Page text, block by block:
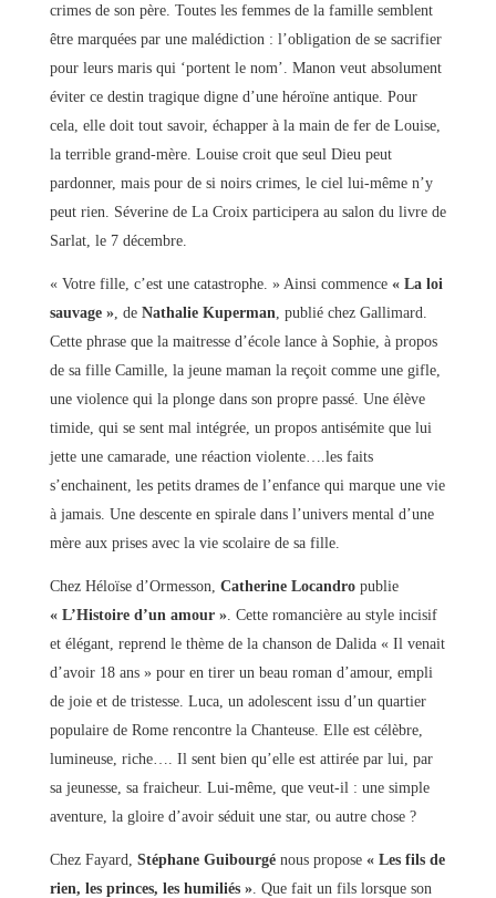
crimes de son père. Toutes les femmes de la famille semblent
être marquées par une malédiction : l’obligation de se sacrifier
pour leurs maris qui ‘portent le nom’. Manon veut absolument
éviter ce destin tragique digne d’une héroïne antique. Pour
cela, elle doit tout savoir, échapper à la main de fer de Louise,
la terrible grand-mère. Louise croit que seul Dieu peut
pardonner, mais pour de si noirs crimes, le ciel lui-même n’y
peut rien. Séverine de La Croix participera au salon du livre de
Sarlat, le 7 décembre.
« Votre fille, c’est une catastrophe. » Ainsi commence « La loi
sauvage », de Nathalie Kuperman , publié chez Gallimard.
Cette phrase que la maitresse d’école lance à Sophie, à propos
de sa fille Camille, la jeune maman la reçoit comme une gifle,
une violence qui la plonge dans son propre passé. Une élève
timide, qui se sent mal intégrée, un propos antisémite que lui
jette une camarade, une réaction violente….les faits
s’enchainent, les petits drames de l’enfance qui marque une vie
à jamais. Une descente en spirale dans l’univers mental d’une
mère aux prises avec la vie scolaire de sa fille.
Chez Héloïse d’Ormesson, Catherine Locandropublie
« L’Histoire d’un amour ». Cette romancière au style incisif
et élégant, reprend le thème de la chanson de Dalida « Il venait
d’avoir 18 ans » pour en tirer un beau roman d’amour, empli
de joie et de tristesse. Luca, un adolescent issu d’un quartier
populaire de Rome rencontre la Chanteuse. Elle est célèbre,
lumineuse, riche…. Il sent bien qu’elle est attirée par lui, par
sa jeunesse, sa fraicheur. Lui-même, que veut-il : une simple
aventure, la gloire d’avoir séduit une star, ou autre chose ?
Chez Fayard, Stéphane Guibourgénous propose « Les fils de
rien, les princes, les humiliés ». Que fait un fils lorsque son